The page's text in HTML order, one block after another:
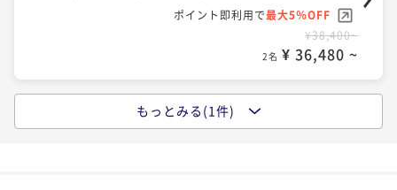
ポイント即利用で最大5％OFF
¥38,400~
2名 ¥ 36,480 ~
【1泊朝食】絶品淡路島バーガー！地元食材を使ったこ
もっとみる(1件)